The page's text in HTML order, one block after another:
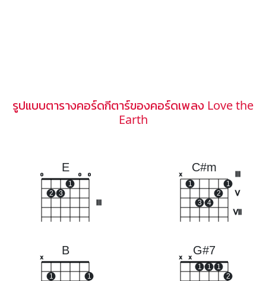
รูปแบบตารางคอร์ดกีตาร์ของคอร์ดเพลง Love the
Earth
E
o
2 3
1
o o
C#m
V
VII
x
1
3 4
2
1
B
x
1 1
G#7
x x
1 1
1
2